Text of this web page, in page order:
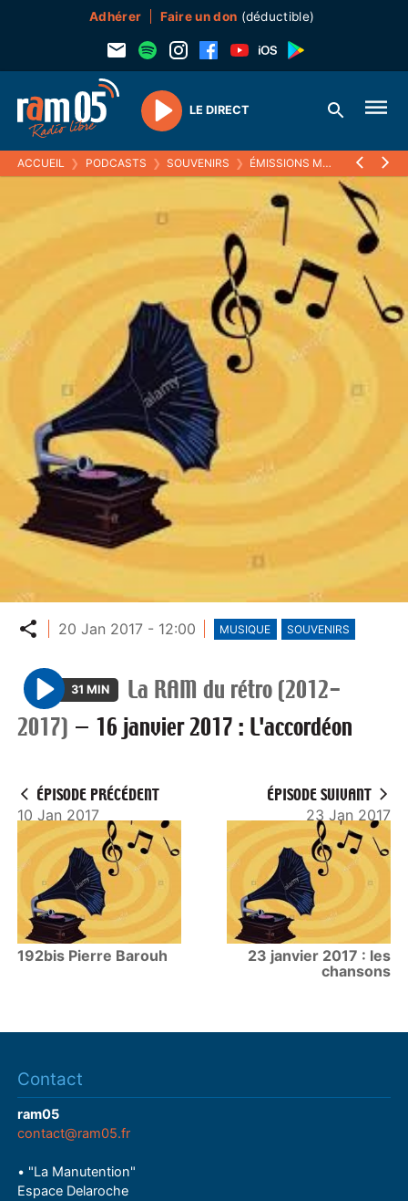
Adhérer Faire un don (déductible)
Play
LE DIRECT
ACCUEIL ❯ PODCASTS ❯ SOUVENIRS ❯ ÉMISSIONS MUSICALES (SOUVENIRS)
Partager
20 Jan 2017 - 12:00 MUSIQUE SOUVENIRS
P
l
31 MIN
La RAM du rétro (2012-
2017) — 16 janvier 2017 : L'accordéon
ÉPISODE PRÉCÉDENT
10 Jan 2017
192bis Pierre Barouh
ÉPISODE SUIVANT
23 Jan 2017
23 janvier 2017 : les
chansons
Contact
ram05
contact@ram05.fr
• "La Manutention"
Espace Delaroche